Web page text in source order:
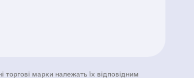
торгові марки належать їх відповідним